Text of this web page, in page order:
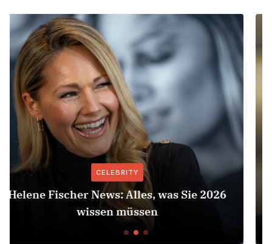
CELEBRITY
Herbert Grönemeyer Zeit Dass Sich Was
Dreht